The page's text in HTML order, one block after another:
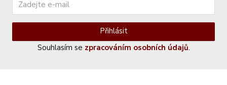
Přihlásit
Souhlasím se zpracováním osobních údajů.